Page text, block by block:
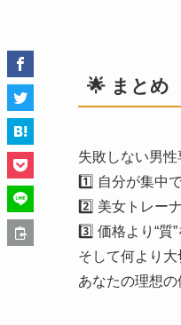
🌟 まとめ
失敗しない男性
1️⃣ 自分が集中
2️⃣ 美女トレー
3️⃣ 価格より“質
そして何より大
あなたの理想